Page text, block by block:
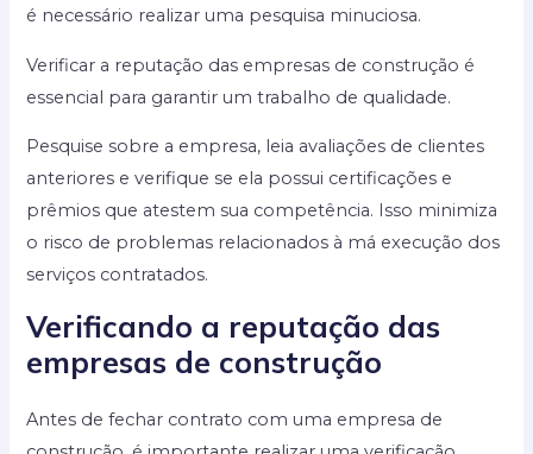
é necessário realizar uma pesquisa minuciosa.
Verificar a reputação das empresas de construção é
essencial para garantir um trabalho de qualidade.
Pesquise sobre a empresa, leia avaliações de clientes
anteriores e verifique se ela possui certificações e
prêmios que atestem sua competência. Isso minimiza
o risco de problemas relacionados à má execução dos
serviços contratados.
Verificando a reputação das
empresas de construção
Antes de fechar contrato com uma empresa de